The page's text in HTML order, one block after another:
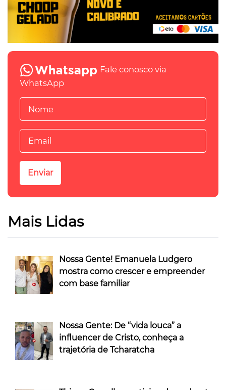
Fale conosco via
WhatsApp
Mais Lidas
Nossa Gente! Emanuela Ludgero
mostra como crescer e empreender
com base familiar
Nossa Gente: De “vida louca” a
influencer de Cristo, conheça a
trajetória de Tcharatcha